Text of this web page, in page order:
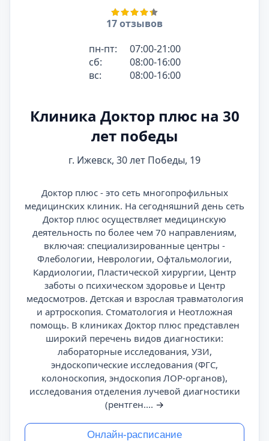
17 отзывов
пн-пт:
07:00-21:00
сб:
08:00-16:00
вс:
08:00-16:00
Клиника Доктор плюс на 30
лет победы
г. Ижевск, 30 лет Победы, 19
Доктор плюс - это сеть многопрофильных
медицинских клиник. На сегодняшний день сеть
Доктор плюс осуществляет медицинскую
деятельность по более чем 70 направлениям,
включая: специализированные центры -
Флебологии, Неврологии, Офтальмологии,
Кардиологии, Пластической хирургии, Центр
заботы о психическом здоровье и Центр
медосмотров. Детская и взрослая травматология
и артроскопия. Стоматология и Неотложная
помощь. В клиниках Доктор плюс представлен
широкий перечень видов диагностики:
лабораторные исследования, УЗИ,
эндоскопические исследования (ФГС,
колоноскопия, эндоскопия ЛОР-органов),
исследования отделения лучевой диагностики
(рентген.... →
Онлайн-расписание